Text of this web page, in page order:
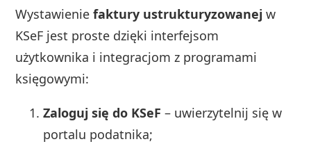
Wystawieniefaktury ustrukturyzowanej w
KSeF jest proste dzięki interfejsom
użytkownika i integracjom z programami
księgowymi:
Zaloguj się do KSeF – uwierzytelnij się w
portalu podatnika;